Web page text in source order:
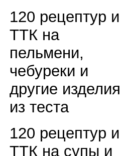
120 рецептур и
ТТК на
пельмени,
чебуреки и
другие изделия
из теста
120 рецептур и
ТТК на супы и